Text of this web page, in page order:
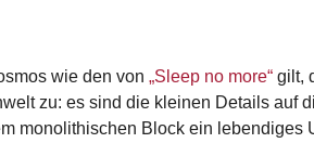
wie den von „Sleep no more“ gilt,
zu: es sind die kleinen Details auf
monolithischen Block ein lebendiges